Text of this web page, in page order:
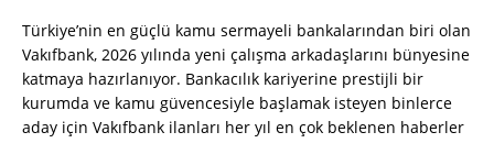
Türkiye’nin en güçlü kamu sermayeli bankalarından biri olan
Vakıfbank, 2026 yılında yeni çalışma arkadaşlarını bünyesine
katmaya hazırlanıyor. Bankacılık kariyerine prestijli bir
kurumda ve kamu güvencesiyle başlamak isteyen binlerce
aday için Vakıfbank ilanları her yıl en çok beklenen haberler